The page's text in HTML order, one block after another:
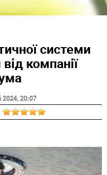
системи
компанії
2024, 20:07